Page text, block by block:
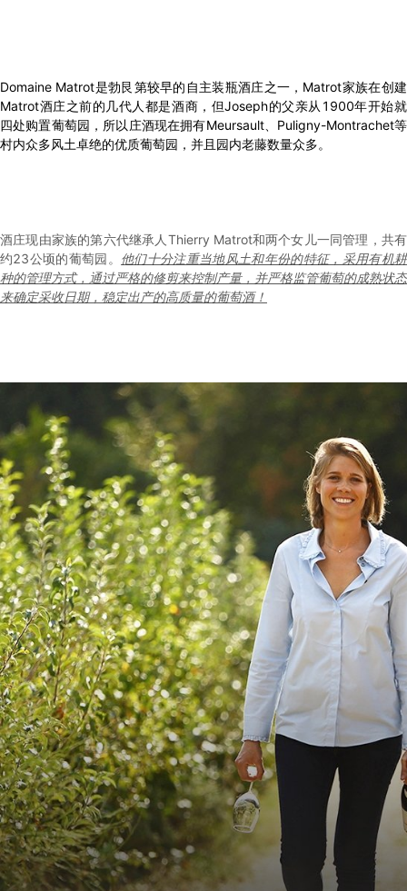
Domaine Matrot是勃艮第较早的自主装瓶酒庄之一，Matrot家族在创建
Matrot酒庄之前的几代人都是酒商，但Joseph的父亲从1900年开始就
四处购置葡萄园，所以庄酒现在拥有Meursault、Puligny-Montrachet等
村内众多风土卓绝的优质葡萄园，并且园内老藤数量众多。
酒庄现由家族的第六代继承人Thierry Matrot和两个女儿一同管理，共有
约23公顷的葡萄园。 他们十分注重当地风土和年份的特征，采用有机耕
种的管理方式，通过严格的修剪来控制产量，并严格监管葡萄的成熟状态
来确定采收日期，稳定出产的高质量的葡萄酒！